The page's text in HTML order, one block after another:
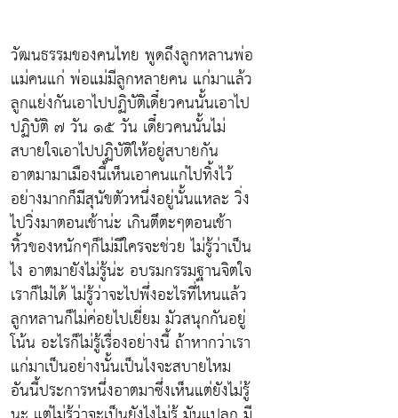
วัฒนธรรมของคนไทย พูดถึงลูกหลานพ่อ
แม่คนแก่ พ่อแม่มีลูกหลายคน แก่มาแล้ว
ลูกแย่งกันเอาไปปฏิบัติเดี๋ยวคนนั้นเอาไป
ปฏิบัติ ๗ วัน ๑๕ วัน เดี๋ยวคนนั้นไม่
สบายใจเอาไปปฏิบัติให้อยู่สบายกัน
อาตมามาเมืองนี้เห็นเอาคนแก่ไปทิ้งไว้
อย่างมากก็มีสุนัขตัวหนึ่งอยู่นั้นแหละ วิ่ง
ไปวิ่งมาตอนเช้าน่ะ เกินตึตะๆตอนเช้า
หิ้วของหนักๆก็ไม่มีใครจะช่วย ไม่รู้ว่าเป็น
ไง อาตมายังไม่รู้น่ะ อบรมกรรมฐานจิตใจ
เราก็ไม่ได้ ไม่รู้ว่าจะไปพึ่งอะไรที่ไหนแล้ว
ลูกหลานก็ไม่ค่อยไปเยี่ยม มัวสนุกกันอยู่
โน้น อะไรก็ไม่รู้เรื่องอย่างนี้ ถ้าหากว่าเรา
แก่มาเป็นอย่างนั้นเป็นไงจะสบายไหม
อันนี้ประการหนึ่งอาตมาซึ่งเห็นแต่ยังไม่รู้